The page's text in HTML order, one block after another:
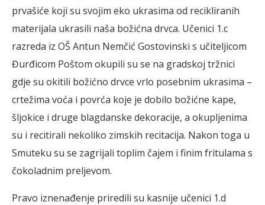
prvašiće koji su svojim eko ukrasima od recikliranih
materijala ukrasili naša božićna drvca. Učenici 1.c
razreda iz OŠ Antun Nemčić Gostovinski s učiteljicom
Đurđicom Poštom okupili su se na gradskoj tržnici
gdje su okitili božićno drvce vrlo posebnim ukrasima –
crtežima voća i povrća koje je dobilo božićne kape,
šljokice i druge blagdanske dekoracije, a okupljenima
su i recitirali nekoliko zimskih recitacija. Nakon toga u
Smuteku su se zagrijali toplim čajem i finim fritulama s
čokoladnim preljevom.
Pravo iznenađenje priredili su kasnije učenici 1.d